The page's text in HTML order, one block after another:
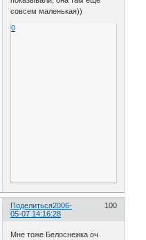
совсем маленькая))
0
Поделиться 100
2006-
05-07 14:16:28
Мне тоже Белоснежка оч